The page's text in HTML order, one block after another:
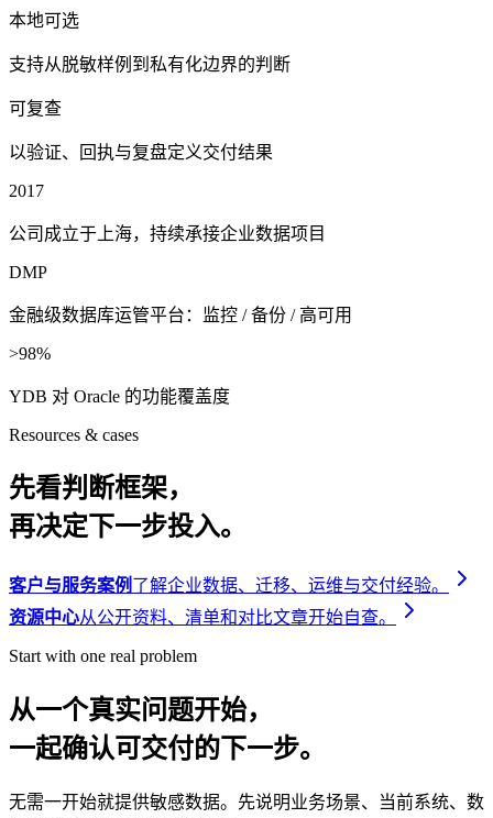
本地可选
支持从脱敏样例到私有化边界的判断
可复查
以验证、回执与复盘定义交付结果
2017
公司成立于上海，持续承接企业数据项目
DMP
金融级数据库运管平台：监控 / 备份 / 高可用
>98%
YDB 对 Oracle 的功能覆盖度
Resources & cases
先看判断框架，
再决定下一步投入。
客户与服务案例 了解企业数据、迁移、运维与交付经验。
资源中心从公开资料、清单和对比文章开始自查。
Start with one real problem
从一个真实问题开始，
一起确认可交付的下一步。
无需一开始就提供敏感数据。先说明业务场景、当前系统、数